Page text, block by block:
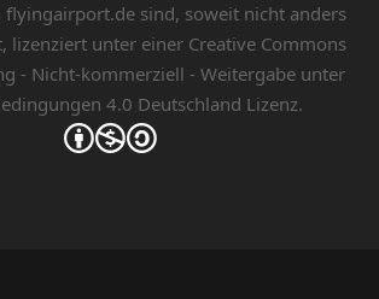
sind, soweit nicht anders
lizenziert unter einer Creative Commons
- Nicht-kommerziell - Weitergabe unter
4.0 Deutschland Lizenz.